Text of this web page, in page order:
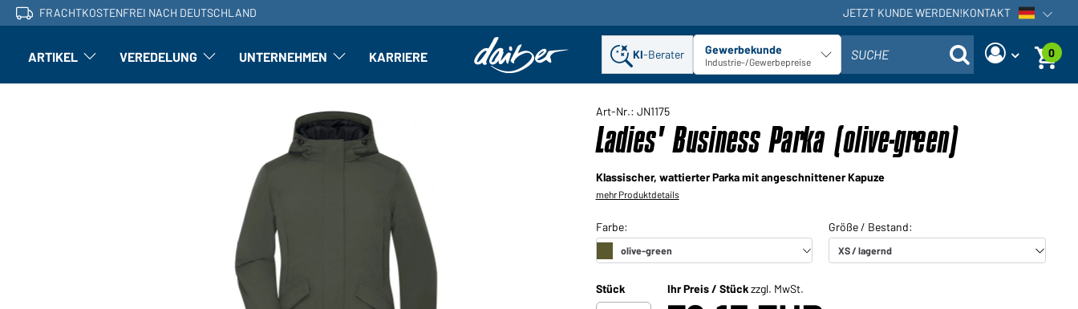
FRACHTKOSTENFREI NACH DEUTSCHLAND JETZT KUNDE WERDEN!KONTAKT
ARTIKEL Artikel: Untermenü öffnen
VEREDELUNG Veredelung: Untermenü öffnen
UNTERNEHMEN Unternehmen: Untermenü öffnen
KARRIERE KI-Berater Kundentyp auswählen
Gewerbekunde
Industrie-/Gewerbepreise
SUCHE
bereits ein Kundenkonto?
Benutzername:
Einloggen
Passwort
Benutzername:
E-Mail-Adresse:
Jetzt anfordern
Zurück
zum Login
0
Art-Nr.: JN1175
Ladies' Business Parka (olive-green)
Klassischer, wattierter Parka mit angeschnittener Kapuze
mehr Produktdetails
Stück Ihr Preis / Stückzzgl. MwSt.